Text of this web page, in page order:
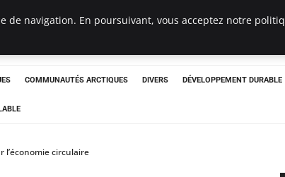
COMMUNAUTÉS ARCTIQUES DIVERS DÉVELOPPEMENT DURABLE
l’économie circulaire
de navigation. En poursuivant, vous acceptez notre